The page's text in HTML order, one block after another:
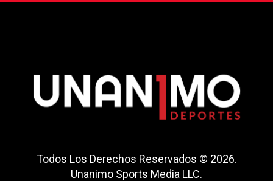
Todos Los Derechos Reservados © 2026.
Unanimo Sports Media LLC.